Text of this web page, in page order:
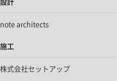
note architects
施工
株式会社セットアップ